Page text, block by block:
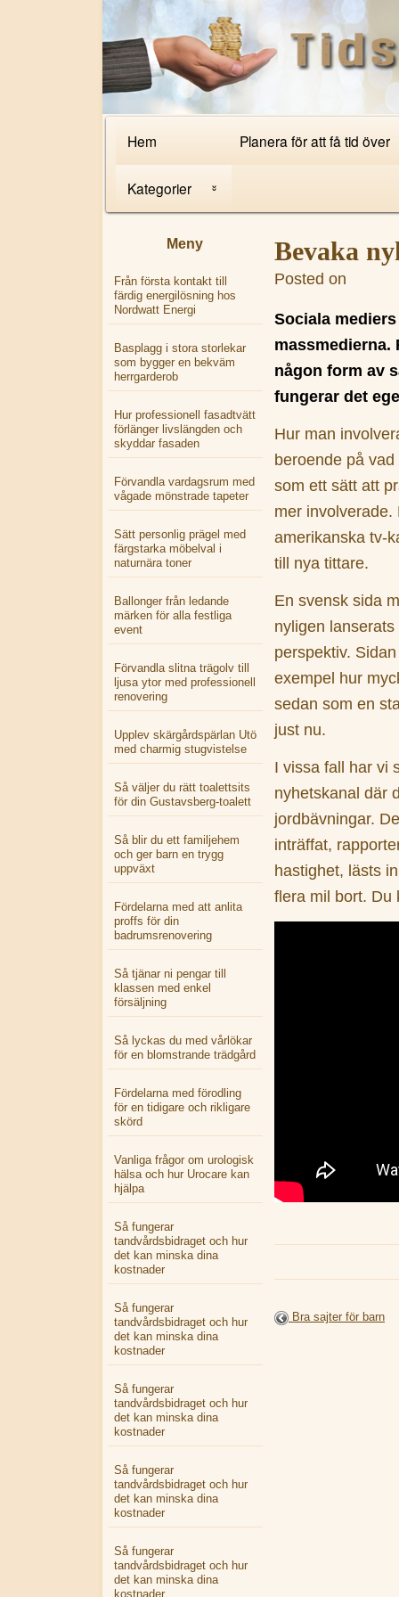
Hem Planera för att få tid över
Kategorier
Nyheter
Internet
Tips
Bevaka
Posted on
Sociala
massmedierna.
någon form av
fungerar det
Hur man
beroende på
som ett sätt att
mer
amerikanska tv-
till nya tittare.
En svensk sida
nyligen
perspektiv.
exempel hur
sedan som en
just nu.
I vissa fall har vi
nyhetskanal där
jordbävningar.
inträffat,
hastighet, lästs
flera mil bort. Du
Bra sajter för barn
Meny
Från första kontakt till
färdig energilösning hos
Nordwatt Energi
Basplagg i stora storlekar
som bygger en bekväm
herrgarderob
Hur professionell fasadtvätt
förlänger livslängden och
skyddar fasaden
Förvandla vardagsrum med
vågade mönstrade tapeter
Sätt personlig prägel med
färgstarka möbelval i
naturnära toner
Ballonger från ledande
märken för alla festliga
event
Förvandla slitna trägolv till
ljusa ytor med professionell
renovering
Upplev skärgårdspärlan Utö
med charmig stugvistelse
Så väljer du rätt toalettsits
för din Gustavsberg-toalett
Så blir du ett familjehem
och ger barn en trygg
uppväxt
Fördelarna med att anlita
proffs för din
badrumsrenovering
Så tjänar ni pengar till
klassen med enkel
försäljning
Så lyckas du med vårlökar
för en blomstrande trädgård
Fördelarna med förodling
för en tidigare och rikligare
skörd
Vanliga frågor om urologisk
hälsa och hur Urocare kan
hjälpa
Så fungerar
tandvårdsbidraget och hur
det kan minska dina
kostnader
Så fungerar
tandvårdsbidraget och hur
det kan minska dina
kostnader
Så fungerar
tandvårdsbidraget och hur
det kan minska dina
kostnader
Så fungerar
tandvårdsbidraget och hur
det kan minska dina
kostnader
Så fungerar
tandvårdsbidraget och hur
det kan minska dina
kostnader